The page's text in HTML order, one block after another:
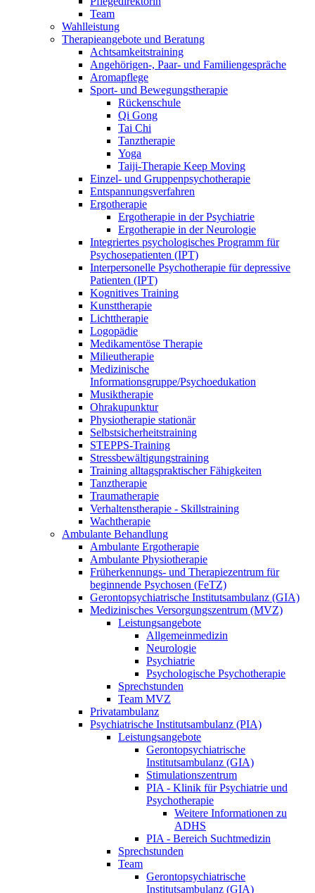
Team
Wahlleistung
Therapieangebote und Beratung
Achtsamkeitstraining
Angehörigen-, Paar- und Familiengespräche
Aromapflege
Sport- und Bewegungstherapie
Rückenschule
Qi Gong
Tai Chi
Tanztherapie
Yoga
Taiji-Therapie Keep Moving
Einzel- und Gruppenpsychotherapie
Entspannungsverfahren
Ergotherapie
Ergotherapie in der Psychiatrie
Ergotherapie in der Neurologie
Integriertes psychologisches Programm für
Psychosepatienten (IPT)
Interpersonelle Psychotherapie für depressive
Patienten (IPT)
Kognitives Training
Kunsttherapie
Lichttherapie
Logopädie
Medikamentöse Therapie
Milieutherapie
Medizinische
Informationsgruppe/Psychoedukation
Musiktherapie
Ohrakupunktur
Physiotherapie stationär
Selbstsicherheitstraining
STEPPS-Training
Stressbewältigungstraining
Training alltagspraktischer Fähigkeiten
Tanztherapie
Traumatherapie
Verhaltenstherapie - Skillstraining
Wachtherapie
Ambulante Behandlung
Ambulante Ergotherapie
Ambulante Physiotherapie
Früherkennungs- und Therapiezentrum für
beginnende Psychosen (FeTZ)
Gerontopsychiatrische Institutsambulanz (GIA)
Medizinisches Versorgungszentrum (MVZ)
Leistungsangebote
Allgemeinmedizin
Neurologie
Psychiatrie
Psychologische Psychotherapie
Sprechstunden
Team MVZ
Privatambulanz
Psychiatrische Institutsambulanz (PIA)
Leistungsangebote
Gerontopsychiatrische
Institutsambulanz (GIA)
Stimulationszentrum
PIA - Klinik für Psychiatrie und
Psychotherapie
Weitere Informationen zu
ADHS
PIA - Bereich Suchtmedizin
Sprechstunden
Team
Gerontopsychiatrische
Institutsambulanz (GIA)